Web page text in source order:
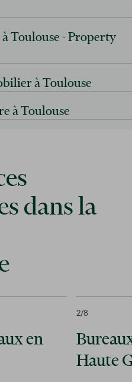
Toulouse - Property
à Toulouse
à Toulouse
dans la
en
2/8
Haute